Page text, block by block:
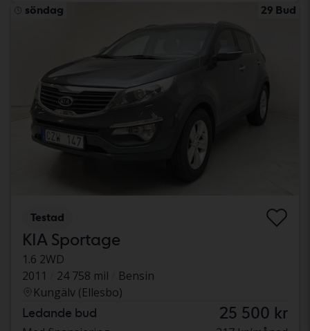
söndag 29 Bud
Testad
KIA Sportage
1.6 2WD
2011
24 758 mil
Bensin
Kungälv (Ellesbo)
Ledande bud 25 500 kr